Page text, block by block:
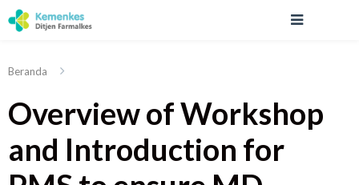
Beranda
Overview of Workshop
and Introduction for